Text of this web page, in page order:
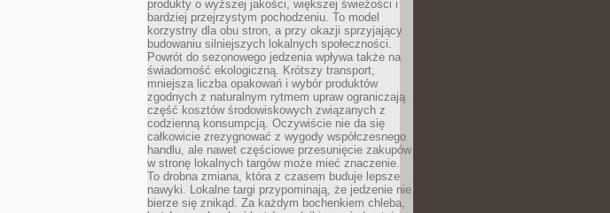
produkty o wyższej jakości, większej świeżości i
bardziej przejrzystym pochodzeniu. To model
korzystny dla obu stron, a przy okazji sprzyjający
budowaniu silniejszych lokalnych społeczności.
Powrót do sezonowego jedzenia wpływa także na
świadomość ekologiczną. Krótszy transport,
mniejsza liczba opakowań i wybór produktów
zgodnych z naturalnym rytmem upraw ograniczają
część kosztów środowiskowych związanych z
codzienną konsumpcją. Oczywiście nie da się
całkowicie zrezygnować z wygody współczesnego
handlu, ale nawet częściowe przesunięcie zakupów
w stronę lokalnych targów może mieć znaczenie.
To drobna zmiana, która z czasem buduje lepsze
nawyki. Lokalne targi przypominają, że jedzenie nie
bierze się znikąd. Za każdym bochenkiem chleba,